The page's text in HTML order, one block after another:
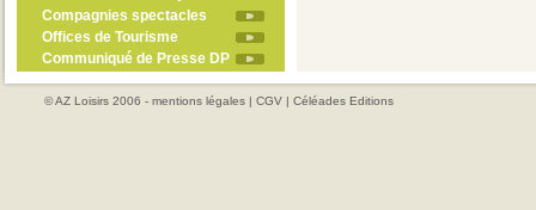
Compagnies spectacles
Offices de Tourisme
Communiqué de Presse DP
© AZ Loisirs 2006 - mentions légales | CGV | Céléades Editions